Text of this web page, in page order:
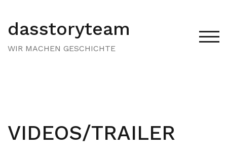
springen
dasstoryteam
WIR MACHEN GESCHICHTE
VIDEOS/TRAILER